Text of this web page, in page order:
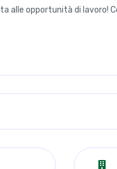
alle opportunità di